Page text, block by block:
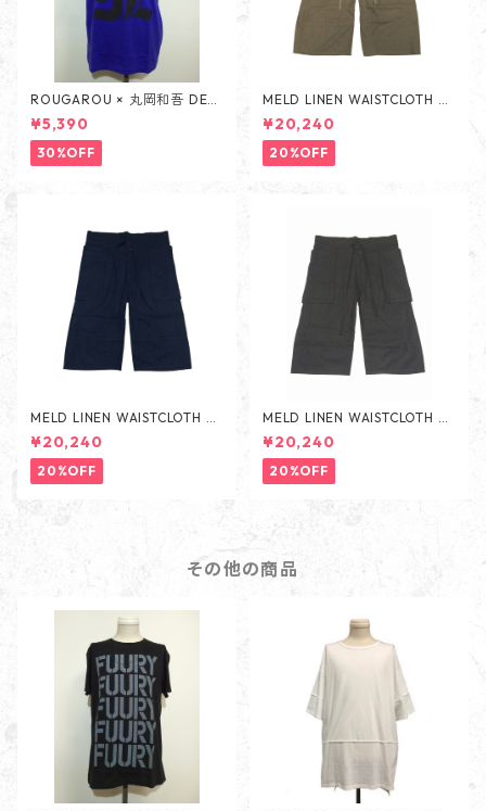
ROUGAROU × 丸岡和吾 DEA
TH SHORT SLEEVES -BLUE-
¥5,390
30%OFF
MELD LINEN WAISTCLOTH PA
NTS -BEIGE-
¥20,240
20%OFF
MELD LINEN WAISTCLOTH PA
NTS -NAVY-
¥20,240
20%OFF
MELD LINEN WAISTCLOTH PA
NTS -BLACK-
¥20,240
20%OFF
その他の商品